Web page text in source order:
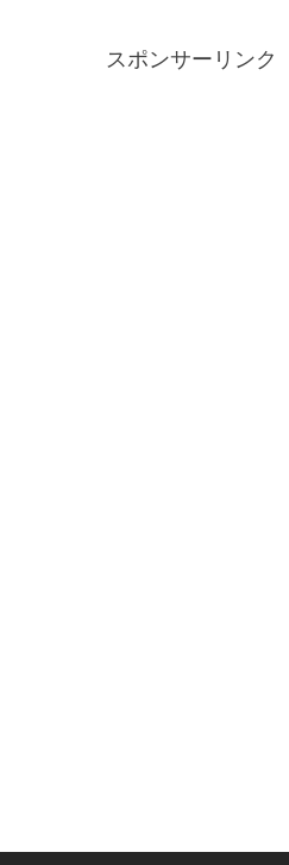
スポンサーリンク